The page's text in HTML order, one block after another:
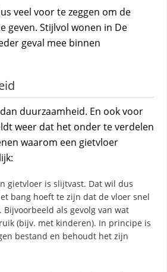
veel voor te zeggen om de
geven. Stijlvol wonen in De
geval mee binnen
duurzaamheid. En ook voor
weer dat het onder te verdelen
waarom een gietvloer
gietvloer is slijtvast. Dat wil dus
bang hoeft te zijn dat de vloer snel
als gevolg van wat
(bijv. met kinderen). In principe is
bestand en behoudt het zijn